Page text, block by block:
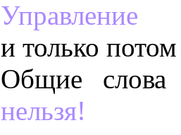
Управление
и только
Общие
нельзя!